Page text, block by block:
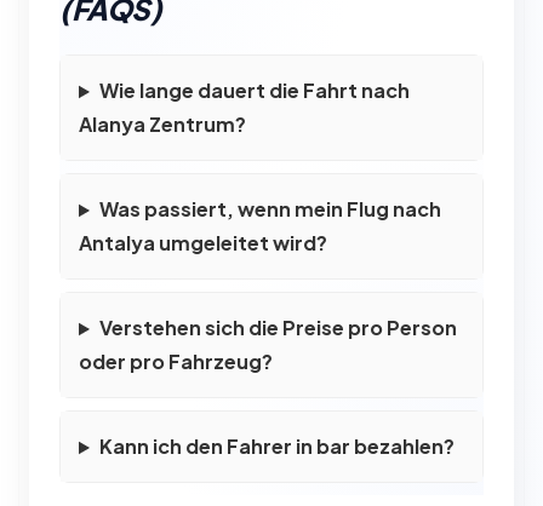
(FAQS)
Wie lange dauert die Fahrt nach
Alanya Zentrum?
Was passiert, wenn mein Flug nach
Antalya umgeleitet wird?
Verstehen sich die Preise pro Person
oder pro Fahrzeug?
Kann ich den Fahrer in bar bezahlen?